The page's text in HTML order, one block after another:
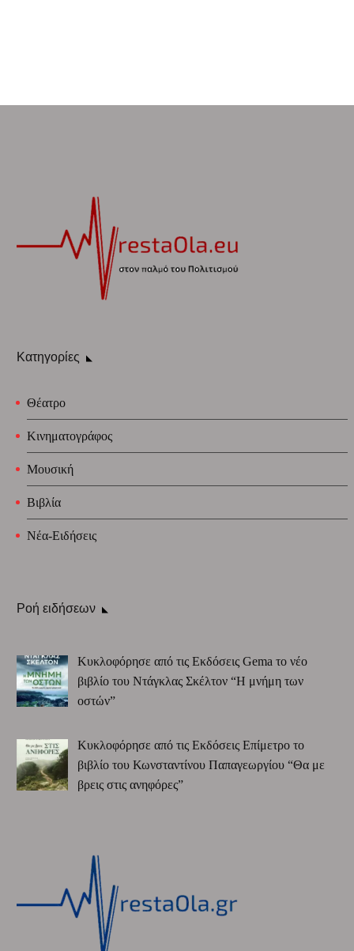
Κατηγορίες
Θέατρο
Κινηματογράφος
Μουσική
Βιβλία
Νέα-Ειδήσεις
Ροή ειδήσεων
Κυκλοφόρησε από τις Εκδόσεις Gema το νέο
βιβλίο του Ντάγκλας Σκέλτον “Η μνήμη των
οστών”
Κυκλοφόρησε από τις Εκδόσεις Επίμετρο το
βιβλίο του Κωνσταντίνου Παπαγεωργίου “Θα με
βρεις στις ανηφόρες”